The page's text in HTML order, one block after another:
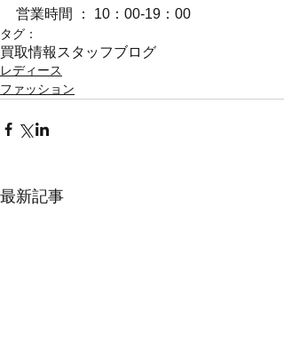
営業時間 ： 10：00-19：00
タグ：
買取情報 スタッフブログ
レディース
ファッション
最新記事